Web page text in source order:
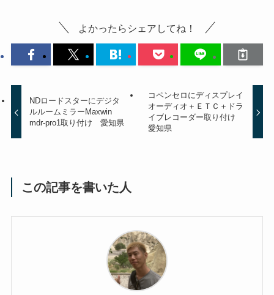
よかったらシェアしてね！
NDロードスターにデジタ
ルルームミラーMaxwin
mdr-pro1取り付け 愛知県
コペンセロにディスプレイ
オーディオ＋ＥＴＣ＋ドラ
イブレコーダー取り付け
愛知県
この記事を書いた人